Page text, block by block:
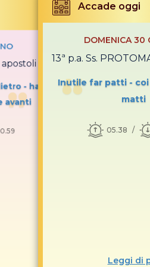
apostoli
- ha
avanti
Accade oggi
DOMENICA 30
13ª p.a. Ss.
Inutile far patti -
matti
05.38
Leggi di